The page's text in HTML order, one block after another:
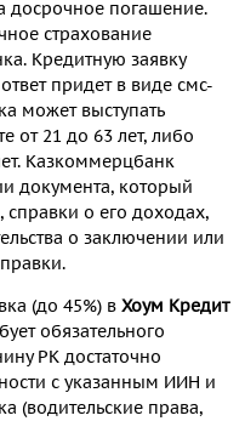
досрочное погашение.
страхование
Кредитную заявку
придет в виде смс-
может выступать
от 21 до 63 лет, либо
Казкоммерцбанк
документа, который
справки о его доходах,
о заключении или
(до 45%) в Хоум Кредит
обязательного
РК достаточно
с указанным ИИН и
(водительские права,